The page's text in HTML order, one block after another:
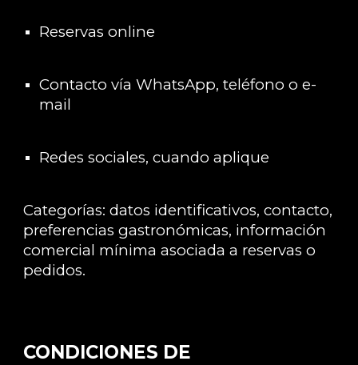
Reservas online
Contacto vía WhatsApp, teléfono o e-
mail
Redes sociales, cuando aplique
Categorías: datos identificativos, contacto,
preferencias gastronómicas, información
comercial mínima asociada a reservas o
pedidos.
CONDICIONES DE